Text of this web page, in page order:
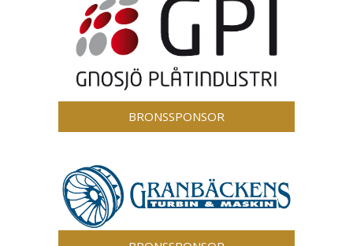
BRONSSPONSOR